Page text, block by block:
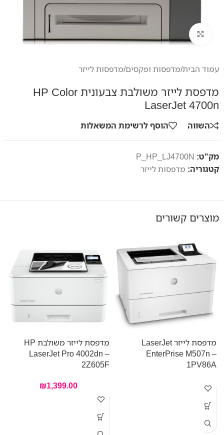
לחץ להגדלה
עמוד הבית/מדפסות ופקסים/מדפסות לייזר
מדפסת לייזר משולבת צבעונית HP Color
LaserJet 4700n
השווה הוסף לרשימת המשאלות
מק"ט: P_HP_LJ4700N
קטגוריה: מדפסות לייזר
מוצרים קשורים
מדפסת לייזר LaserJet
EnterPrise M507n –
1PV86A
מדפסת לייזר משולבת HP
LaserJet Pro 4002dn –
2Z605F
₪1,399.00